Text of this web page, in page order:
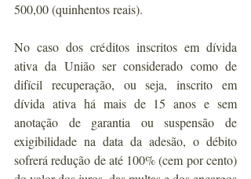
500,00 (quinhentos reais).
No caso dos créditos inscritos em dívida
ativa da União ser considerado como de
difícil recuperação, ou seja, inscrito em
dívida ativa há mais de 15 anos e sem
anotação de garantia ou suspensão de
exigibilidade na data da adesão, o débito
sofrerá redução de até 100% (cem por cento)